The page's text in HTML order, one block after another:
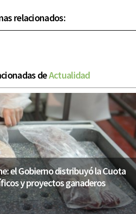
relacionados:
deActualidad
el Gobierno distribuyó la Cuota
y proyectos ganaderos